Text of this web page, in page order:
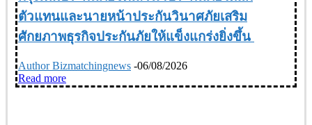
ตัวแทนและนายหน้าประกันวินาศภัยเสริม
ศักยภาพธุรกิจประกันภัยให้แข็งแกร่งยิ่งขึ้น
Author Bizmatchingnews -06/08/2026
Read more